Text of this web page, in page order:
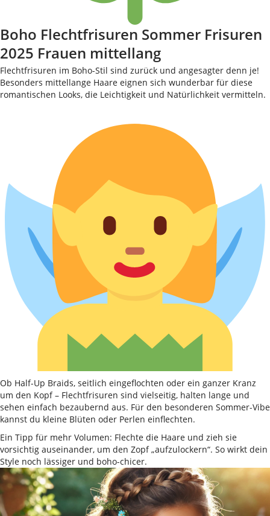
Boho Flechtfrisuren Sommer Frisuren
2025 Frauen mittellang
Flechtfrisuren im Boho-Stil sind zurück und angesagter denn je!
Besonders mittellange Haare eignen sich wunderbar für diese
romantischen Looks, die Leichtigkeit und Natürlichkeit vermitteln.
Ob Half-Up Braids, seitlich eingeflochten oder ein ganzer Kranz
um den Kopf – Flechtfrisuren sind vielseitig, halten lange und
sehen einfach bezaubernd aus. Für den besonderen Sommer-Vibe
kannst du kleine Blüten oder Perlen einflechten.
Ein Tipp für mehr Volumen: Flechte die Haare und zieh sie
vorsichtig auseinander, um den Zopf „aufzulockern“. So wirkt dein
Style noch lässiger und boho-chicer.